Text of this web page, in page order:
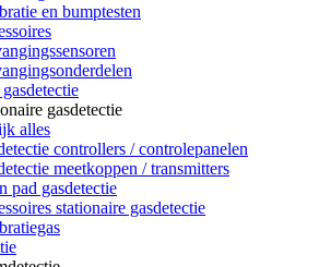
en bumptesten
gasdetectie
alles
controllers / controlepanelen
meetkoppen / transmitters
pad gasdetectie
stationaire gasdetectie